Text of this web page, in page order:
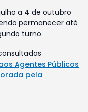
a 4 de outubro
permanecer até
turno.
Agentes Públicos
pela